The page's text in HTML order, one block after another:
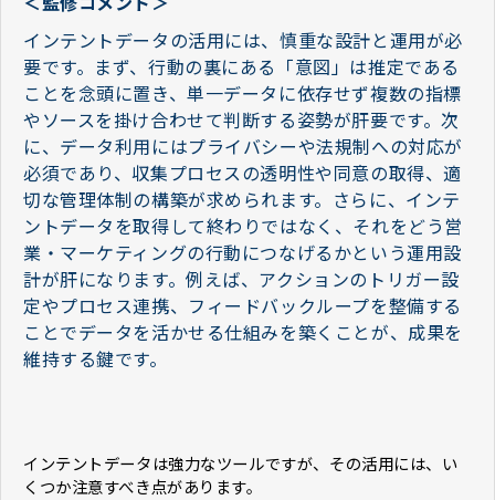
インテントデータの活用には、慎重な設計と運用が必
要です。まず、行動の裏にある「意図」は推定である
ことを念頭に置き、単一データに依存せず複数の指標
やソースを掛け合わせて判断する姿勢が肝要です。次
に、データ利用にはプライバシーや法規制への対応が
必須であり、収集プロセスの透明性や同意の取得、適
切な管理体制の構築が求められます。さらに、インテ
ントデータを取得して終わりではなく、それをどう営
業・マーケティングの行動につなげるかという運用設
計が肝になります。例えば、アクションのトリガー設
定やプロセス連携、フィードバックループを整備する
ことでデータを活かせる仕組みを築くことが、成果を
維持する鍵です。
インテントデータは強力なツールですが、その活用には、い
くつか注意すべき点があります。